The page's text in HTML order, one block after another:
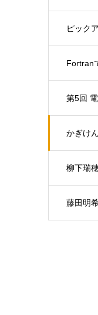
ピック
Fortran
第5回
らせ（
かぎけ
柳下瑞
藤田明